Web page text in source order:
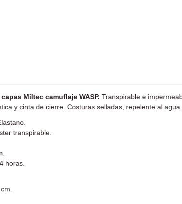
Miltec camuflaje WASP. Transpirable e
y cinta de cierre. Costuras selladas, repelente al
transpirable.
horas.